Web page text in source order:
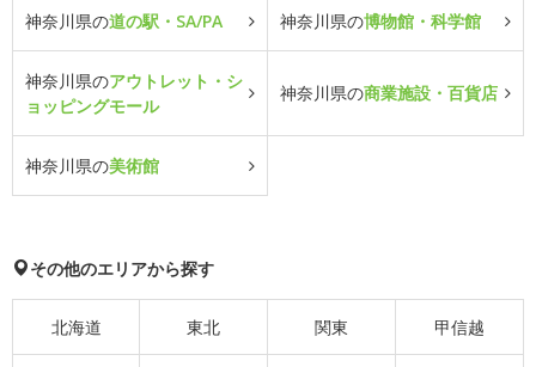
神奈川県の道の駅・SA/PA 神奈川県の博物館・科学館
神奈川県のアウトレット・シ
ョッピングモール
神奈川県の商業施設・百貨店
神奈川県の美術館
その他のエリアから探す
北海道 東北 関東 甲信越